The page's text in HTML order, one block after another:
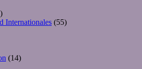
Internationales (55)
(14)